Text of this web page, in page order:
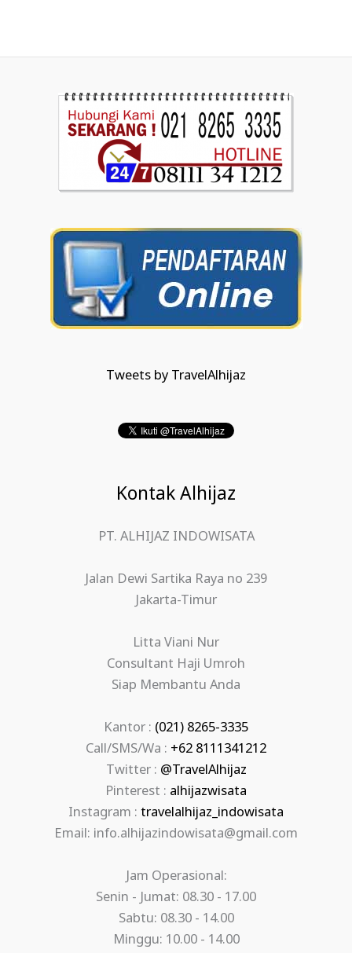
Tweets by TravelAlhijaz
Kontak Alhijaz
PT. ALHIJAZ INDOWISATA
Jalan Dewi Sartika Raya no 239
Jakarta-Timur
Litta Viani Nur
Consultant Haji Umroh
Siap Membantu Anda
Kantor : (021) 8265-3335
Call/SMS/Wa : +62 8111341212
Twitter : @TravelAlhijaz
Pinterest : alhijazwisata
Instagram : travelalhijaz_indowisata
Email: info.alhijazindowisata@gmail.com
Jam Operasional:
Senin - Jumat: 08.30 - 17.00
Sabtu: 08.30 - 14.00
Minggu: 10.00 - 14.00